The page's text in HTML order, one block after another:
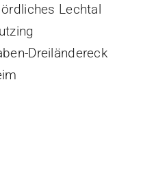
Lechtal
Dreiländereck